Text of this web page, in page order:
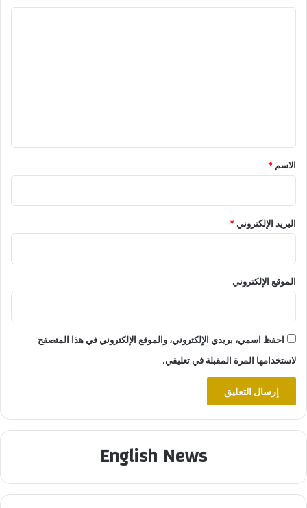
*
الاسم *
البريد الإلكتروني*
الموقع الإلكتروني
احفظ اسمي، بريدي الإلكتروني، والموقع الإلكتروني في هذا المتصفح
لاستخدامها المرة المقبلة في تعليقي.
English News